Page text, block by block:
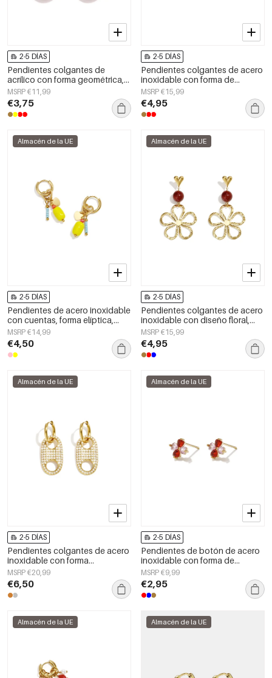
2-5 DÍAS
Pendientes colgantes de
acrílico con forma geométrica,
estilo casual y sencillo para uso
diario. Joyería para mujer.
MSRP €11,99
€3,75
2-5 DÍAS
Pendientes colgantes de acero
inoxidable con forma de
corazón, sencillos, de la serie
Daily Simple, joyería para mujer.
MSRP €15,99
€4,95
Almacén de la UE
2-5 DÍAS
Pendientes de acero inoxidable
con cuentas, forma elíptica,
lindos, de la serie Daily Simple,
joyería para mujer
MSRP €14,99
€4,50
Almacén de la UE
2-5 DÍAS
Pendientes colgantes de acero
inoxidable con diseño floral,
serie Daily Simple, joyería para
mujer
MSRP €15,99
€4,95
Almacén de la UE
2-5 DÍAS
Pendientes colgantes de acero
inoxidable con forma
geométrica, sencillos para el día
a día, de la serie Simple. Joyería
para mujer.
MSRP €20,99
€6,50
Almacén de la UE
2-5 DÍAS
Pendientes de botón de acero
inoxidable con forma de
corazón, sencillos, de la serie
Daily Simple, joyería para mujer.
MSRP €9,99
€2,95
Almacén de la UE Almacén de la UE